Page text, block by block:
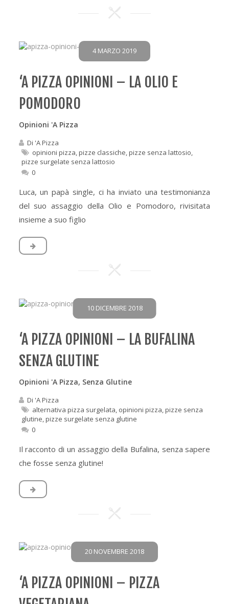
4 MARZO 2019
‘A PIZZA OPINIONI – LA OLIO E
POMODORO
Opinioni 'A Pizza
Di 'A Pizza
opinioni pizza,pizze classiche,pizze senza lattosio,
pizze surgelate senza lattosio
0
Luca, un papà single, ci ha inviato una testimonianza
del suo assaggio della Olio e Pomodoro, rivisitata
insieme a suo figlio
10 DICEMBRE 2018
‘A PIZZA OPINIONI – LA BUFALINA
SENZA GLUTINE
Opinioni 'A Pizza, Senza Glutine
Di 'A Pizza
alternativa pizza surgelata, opinioni pizza,pizze senza
glutine,pizze surgelate senza glutine
0
Il racconto di un assaggio della Bufalina, senza sapere
che fosse senza glutine!
20 NOVEMBRE 2018
‘A PIZZA OPINIONI – PIZZA